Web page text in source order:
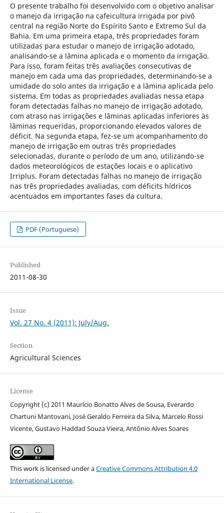
O presente trabalho foi desenvolvido com o objetivo analisar
o manejo da irrigação na cafeicultura irrigada por pivô
central na região Norte do Espírito Santo e Extremo Sul da
Bahia. Em uma primeira etapa, três propriedades foram
utilizadas para estudar o manejo de irrigação adotado,
analisando-se a lâmina aplicada e o momento da irrigação.
Para isso, foram feitas três avaliações consecutivas de
manejo em cada uma das propriedades, determinando-se a
umidade do solo antes da irrigação e a lâmina aplicada pelo
sistema. Em todas as propriedades avaliadas nessa etapa
foram detectadas falhas no manejo de irrigação adotado,
com atraso nas irrigações e lâminas aplicadas inferiores às
lâminas requeridas, proporcionando elevados valores de
déficit. Na segunda etapa, fez-se um acompanhamento do
manejo de irrigação em outras três propriedades
selecionadas, durante o período de um ano, utilizando-se
dados meteorológicos de estações locais e o aplicativo
Irriplus. Foram detectadas falhas no manejo de irrigação
nas três propriedades avaliadas, com déficits hídricos
acentuados em importantes fases da cultura.
PDF (Portuguese)
Published
2011-08-30
Issue
Vol. 27 No. 4 (2011): July/Aug.
Section
Agricultural Sciences
License
Copyright (c) 2011 Maurício Bonatto Alves de Sousa, Everardo
Chartuni Mantovani, José Geraldo Ferreira da Silva, Marcelo Rossi
Vicente, Gustavo Haddad Souza Vieira, Antônio Alves Soares
This work is licensed under aCreative Commons Attribution 4.0
International License.